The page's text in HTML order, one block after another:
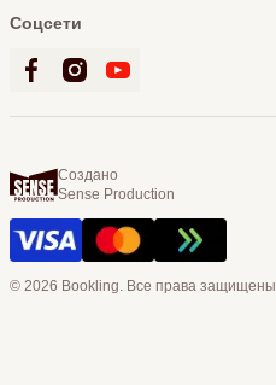
Соцсети
Создано
Sense Production
© 2026 Bookling. Все права защищены